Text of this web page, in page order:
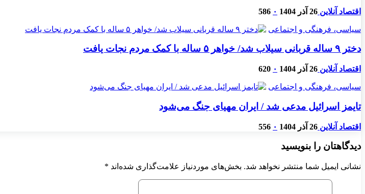
اقتصاد آنلاین 26 آذر 1404 ۰ 586
سیاسی، فرهنگی و اجتماعی
دختر ۹ ساله قربانی سیلاب شد/ خواهر ۵ ساله با کمک مردم نجات یافت
اقتصاد آنلاین 26 آذر 1404 ۰ 620
سیاسی، فرهنگی و اجتماعی
تایمز اسرائیل مدعی شد / ایران مهیای جنگ می‌شود
اقتصاد آنلاین 26 آذر 1404 ۰ 556
دیدگاهتان را بنویسید
نشانی ایمیل شما منتشر نخواهد شد. بخش‌های موردنیاز علامت‌گذاری شده‌اند *